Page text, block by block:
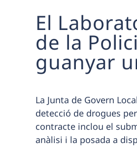
El
de la
guanyar
La Junta de Govern
detecció de drogues
contracte inclou el
anàlisi i la posada a